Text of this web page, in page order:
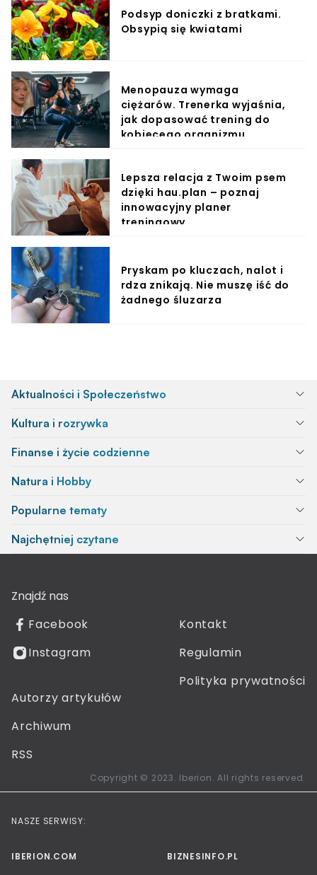
Podsyp doniczki z bratkami.
Obsypią się kwiatami
Menopauza wymaga
ciężarów. Trenerka wyjaśnia,
jak dopasować trening do
kobiecego organizmu
Lepsza relacja z Twoim psem
dzięki hau.plan – poznaj
innowacyjny planer
treningowy
Pryskam po kluczach, nalot i
rdza znikają. Nie muszę iść do
żadnego śluzarza
Aktualności i Społeczeństwo
Kultura i rozrywka
Finanse i życie codzienne
Natura i Hobby
Popularne tematy
Najchętniej czytane
Znajdź nas
Facebook
Instagram
Kontakt
Regulamin
Polityka prywatności
Autorzy artykułów
Archiwum
RSS
Copyright © 2023. Iberion. All rights reserved.
NASZE SERWISY:
IBERION.COM BIZNESINFO.PL